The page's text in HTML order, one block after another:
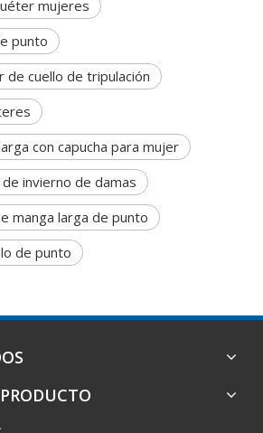
mujeres
punto
cuello de tripulación
con capucha para mujer
invierno de damas
manga larga de punto
de punto